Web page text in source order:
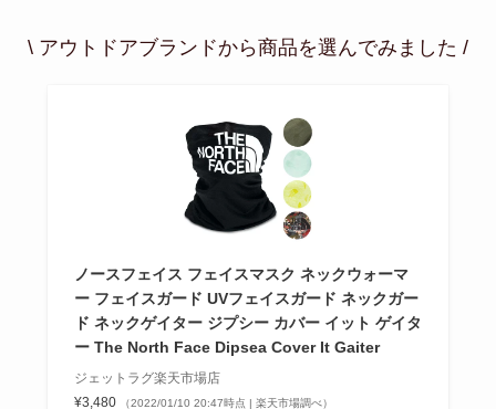
\ アウトドアブランドから商品を選んでみました /
ノースフェイス フェイスマスク ネックウォーマ
ー フェイスガード UVフェイスガード ネックガー
ド ネックゲイター ジプシー カバー イット ゲイタ
ー The North Face Dipsea Cover It Gaiter
ジェットラグ楽天市場店
¥3,480
（2022/01/10 20:47時点 | 楽天市場調べ）